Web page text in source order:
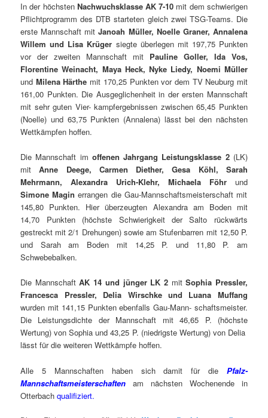
In der höchsten Nachwuchsklasse AK 7-10 mit dem schwierigen
Pflichtprogramm des DTB starteten gleich zwei TSG-Teams. Die
erste Mannschaft mit Janoah Müller, Noelle Graner, Annalena
Willem und Lisa Krüger siegte überlegen mit 197,75 Punkten
vor der zweiten Mannschaft mit Pauline Goller, Ida Vos,
Florentine Weinacht, Maya Heck, Nyke Liedy, Noemi Müller
und Milena Härthe mit 170,25 Punkten vor dem TV Neuburg mit
161,00 Punkten. Die Ausgeglichenheit in der ersten Mannschaft
mit sehr guten Vier- kampfergebnissen zwischen 65,45 Punkten
(Noelle) und 63,75 Punkten (Annalena) lässt bei den nächsten
Wettkämpfen hoffen.
Die Mannschaft im offenen Jahrgang Leistungsklasse 2(LK)
mitAnne Deege, Carmen Diether, Gesa Köhl, Sarah
Mehrmann, Alexandra Urich-Klehr, Michaela Föhr und
Simone Magin errangen die Gau-Mannschaftsmeisterschaft mit
145,80 Punkten. Hier überzeugten Alexandra am Boden mit
14,70 Punkten (höchste Schwierigkeit der Salto rückwärts
gestreckt mit 2/1 Drehungen) sowie am Stufenbarren mit 12,50 P.
und Sarah am Boden mit 14,25 P. und 11,80 P. am
Schwebebalken.
Die MannschaftAK 14 und jünger LK 2mitSophia Pressler,
Francesca Pressler, Delia Wirschke und Luana Muffang
wurden mit 141,15 Punkten ebenfalls Gau-Mann- schaftsmeister.
Die Leistungsdichte der Mannschaft mit 46,65 P. (höchste
Wertung) von Sophia und 43,25 P. (niedrigste Wertung) von Delia
lässt für die weiteren Wettkämpfe hoffen.
Alle 5 Mannschaften haben sich damit für die Pfalz-
Mannschaftsmeisterschaften am nächsten Wochenende in
Otterbach qualifiziert.